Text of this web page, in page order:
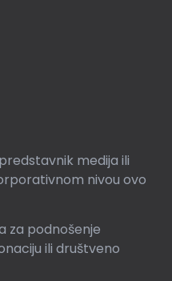
medija ili
nivou ovo
za podnošenje
ili društveno